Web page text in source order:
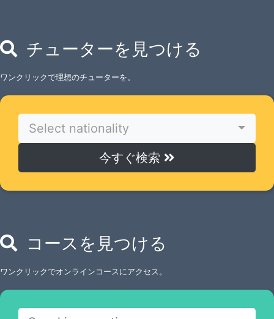
チューターを見つける
ワンクリックで理想のチューターを。
Select nationality
今すぐ検索
コースを見つける
ワンクリックでオンラインコースにアクセス。